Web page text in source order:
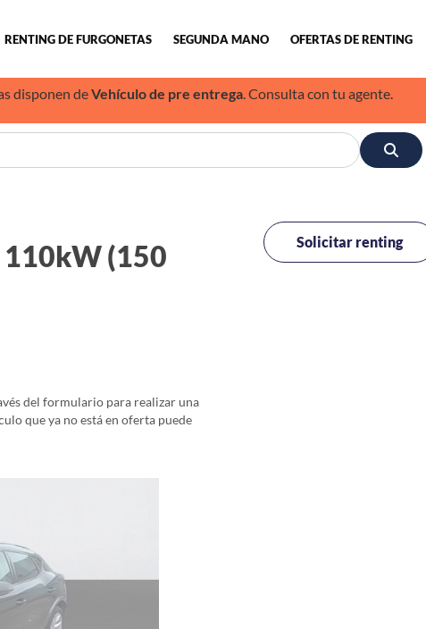
RENTING DE FURGONETAS SEGUNDA MANO OFERTAS DE RENTING
disponen deVehículo de pre entrega. Consulta con tu agente.
110kW (150
del formulario para realizar una
que ya no está en oferta puede
Solicitar renting